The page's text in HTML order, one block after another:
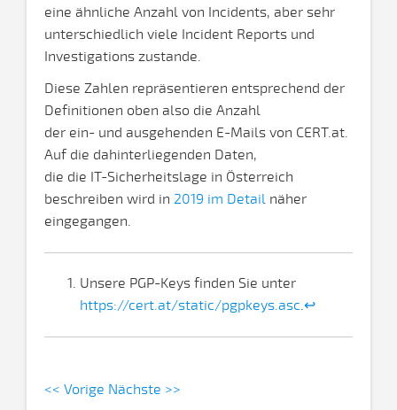
eine ähnliche Anzahl von Incidents, aber sehr
unterschiedlich viele Incident Reports und
Investigations zustande.
Diese Zahlen repräsentieren entsprechend der
Definitionen oben also die Anzahl
der ein- und ausgehenden E-Mails von CERT.at.
Auf die dahinterliegenden Daten,
die die IT-Sicherheitslage in Österreich
beschreiben wird in 2019 im Detail näher
eingegangen.
Unsere PGP-Keys finden Sie unter
https://cert.at/static/pgpkeys.asc.↩
<< Vorige Nächste >>